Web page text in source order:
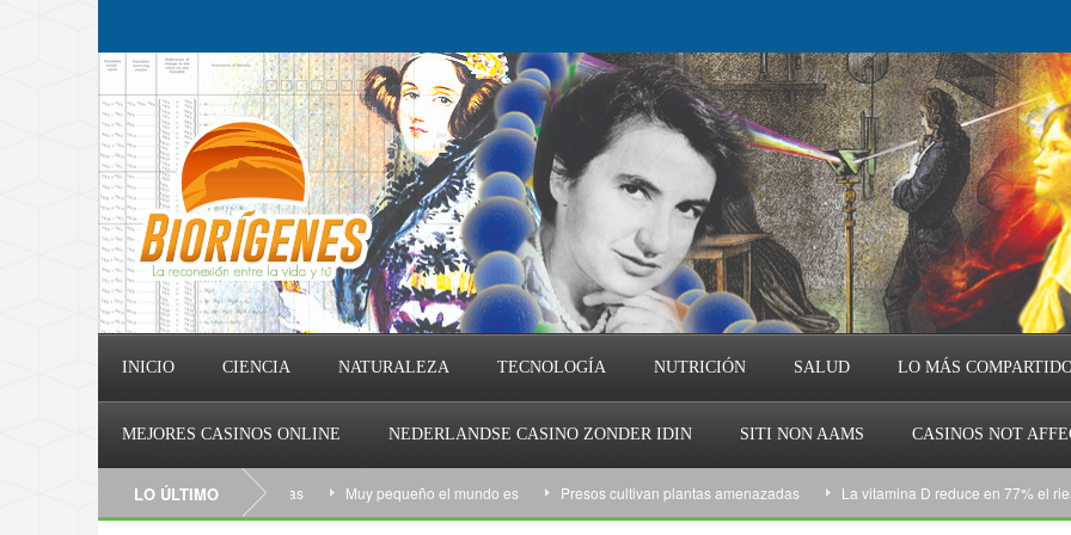
INICIO CIENCIA NATURALEZA TECNOLOGÍA NUTRICIÓN SALUD LO MÁS
MEJORES CASINOS ONLINE NEDERLANDSE CASINO ZONDER IDIN SITI NON AAMS CASINOS NOT
LO ÚLTIMO Muy pequeño el mundo es Presos cultivan plantas amenazadas La vitamina D reduce en 77% el riesgo de